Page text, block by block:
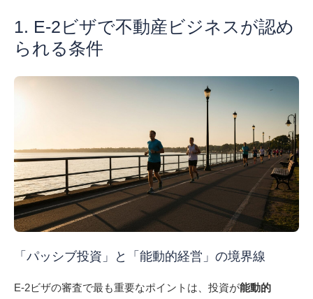
1. E-2ビザで不動産ビジネスが認め
られる条件
「パッシブ投資」と「能動的経営」の境界線
E-2ビザの審査で最も重要なポイントは、投資が能動的